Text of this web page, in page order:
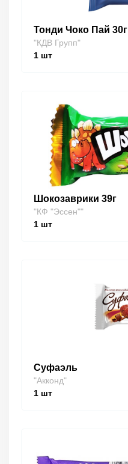
Тонди Чоко Пай 30г
"КДВ Групп"
1 шт
Шокозаврики 39г
"КФ "Эссен""
1 шт
Суфаэль
"Акконд"
1 шт